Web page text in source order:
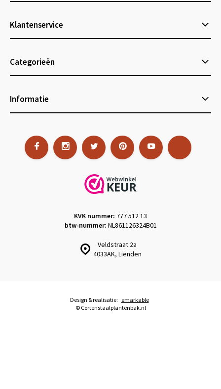
Klantenservice
Categorieën
Informatie
Veldstraat 2a
4033AK, Lienden
KVK nummer: 777 512 13
btw-nummer: NL861126324B01
© Cortenstaalplantenbak.nl
Design & realisatie: emarkable